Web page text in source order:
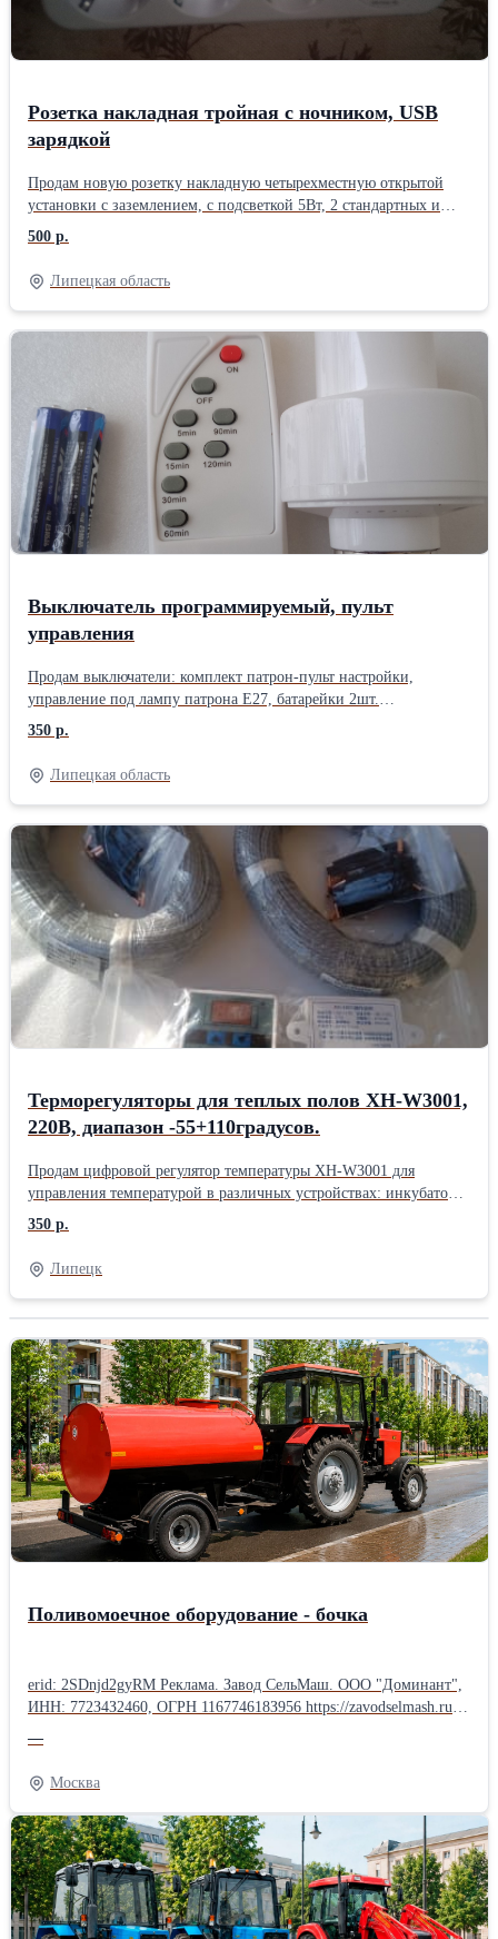
Розетка накладная тройная с ночником, USB
зарядкой
Продам новую розетку накладную четырехместную открытой
установки с заземлением, с подсветкой 5Вт, 2 стандартных и
type C USB разъёмами. Параметры: 110-220В, 2500Вт. Фишка -
подключение-выключение любой линии по желанию кнопкой (
см. фото). В наличии 4шт. Цена 500руб/шт. Дополнительная
информация по запросу.
500 р.
Липецкая область
Выключатель программируемый, пульт
управления
Продам выключатели: комплект патрон-пульт настройки,
управление под лампу патрона Е27, батарейки 2шт.
Использование ламп различного профиля 110-220В, мощность
лампы 40-100Вт, рабочий радиус пульта до 10м. Функции
работы: - включил-выключил свет с помощью пульта; - установка
таймера выключения света на 5-15-30-60-90-120мин. Цена
350руб. В наличии 5шт. При покупке от 2- х штук любой
позиции скидка 10% Дополнительная информация по запросу.
350 р.
Липецкая область
Терморегуляторы для теплых полов XH-W3001,
220В, диапазон -55+110градусов.
Продам цифровой регулятор температуры XH-W3001 для
управления температурой в различных устройствах: инкубаторы,
теплые полы, обогреватели, аквариумы и холодильники.
Регулятор имеет влагонепроницаемое исполнение и метровый
провод с термистором 10К NTC. Устройство имеет простой и
понятный интерфейс, который позволяет легко управлять
температурой. Параметры: Диапазон регулирования
0,1 °C. Мощность нагрузки: 1500 Вт. Входящий сигнал:
термистор 10K NTC водонепроницаемое исполнение на
метровом проводе. Выходная мощность: макс. 10А. Размер
внешнего вида: 60 * 45 * 31 мм. В наличии 4 шт. Цена 350 руб/
шт. Есть комплекты кабеля 100 м (20 гильз на комплект) с
терморегуляторами XH-W3001 в количестве 2шт, монтажная
лента для кабеля оцинковка длиной 10 м или 12 м. Цена
комплекта - 2000 руб. Дополнительная информация по запросу.
350 р.
Липецк
Поливомоечное оборудование - бочка
erid: 2SDnjd2gyRM Реклама. Завод СельМаш. ООО "Доминант",
ИНН: 772З4З2460, ОГРН 116774618З956 https://zavodselmash.ru/?
универсальное оборудование для перевозки воды, полива дорог
и тротуаров, мойки зданий и тушения пожаров. Преимущества:
• совместимость с тракторами разной мощности; • выбор объёма
бочки и типа насоса; • доставка воды в труднодоступные места; •
надёжность и широкая сфера применения. Подходит для
коммунальных и сельскохозяйственных предприятий,
лесничеств, строительных организаций и экстренных служб.
Расширьте возможности своего трактора с современным
поливомоечным оборудованием!
—
Москва